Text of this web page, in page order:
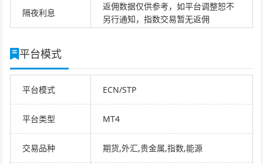
隔夜利息
返佣数据仅供参考，如平台调整恕不
另行通知，指数交易暂无返佣
平台模式
平台模式 ECN/STP
平台类型 MT4
交易品种 期货,外汇,贵金属,指数,能源